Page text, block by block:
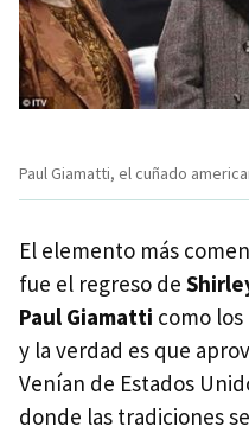
Paul Giamatti, el cuñado
El elemento más
fue el regreso de
Paul Giamatti como
y la verdad es que
Venían de Estados
donde las tradiciones